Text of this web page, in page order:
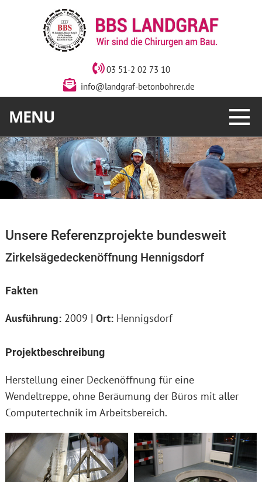
03 51-2 02 73 10
info@landgraf-betonbohrer.de
MENU
Unsere Referenzprojekte bundesweit
Zirkelsägedeckenöffnung Hennigsdorf
Fakten
Ausführung: 2009 | Ort: Hennigsdorf
Projektbeschreibung
Herstellung einer Deckenöffnung für eine
Wendeltreppe, ohne Beräumung der Büros mit aller
Computertechnik im Arbeitsbereich.